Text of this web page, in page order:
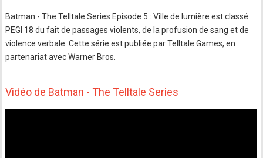
Batman - The Telltale Series Episode 5 : Ville de lumière est classé
PEGI 18 du fait de passages violents, de la profusion de sang et de
violence verbale. Cette série est publiée par Telltale Games, en
partenariat avec Warner Bros.
Vidéo de Batman - The Telltale Series